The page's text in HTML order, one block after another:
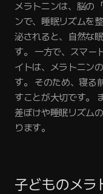
メラトニンは、脳の
ンで、睡眠リズムを
泌されると、自然な
す。 一方で、スマー
イトは、メラトニン
す。 そのため、寝る
すことが大切です。
差ぼけや睡眠リズム
ります。
子どものメラ